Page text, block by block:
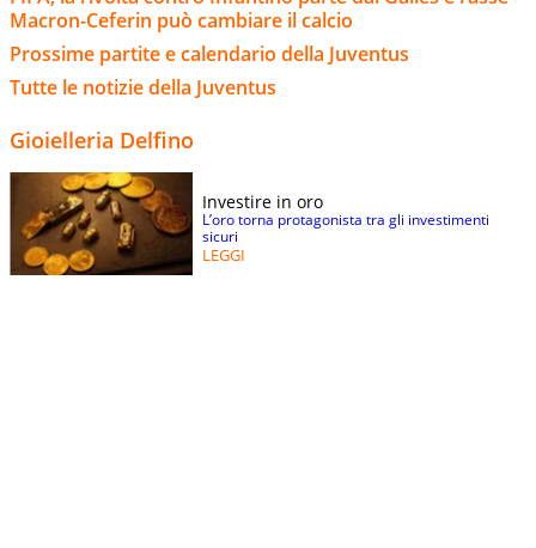
Macron-Ceferin può cambiare il calcio
Prossime partite e calendario della Juventus
Tutte le notizie della Juventus
Gioielleria Delfino
Investire in oro
L’oro torna protagonista tra gli investimenti
sicuri
LEGGI